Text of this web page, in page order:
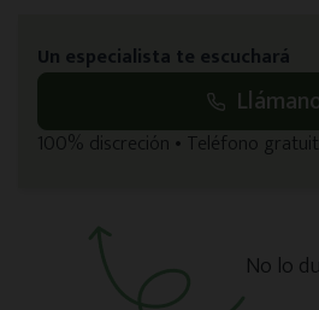
Un especialista te escuchará
100% discreción • Teléfono
No lo